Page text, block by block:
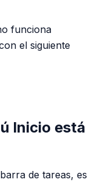
funciona
el siguiente
Inicio está
de tareas, es